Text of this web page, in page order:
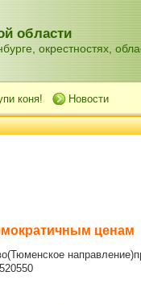
области
окрестностях,
коня! Новости
ценам